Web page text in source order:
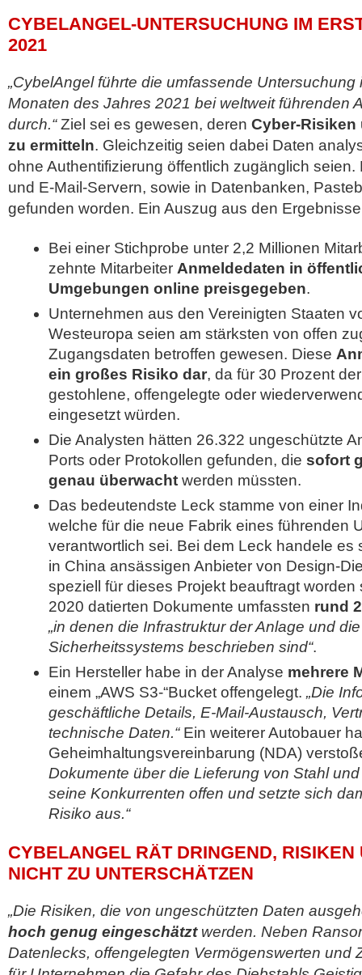
CYBELANGEL-UNTERSUCHUNG IM
2021
„CybelAngel führte die umfassende
Monaten des Jahres 2021 bei weltweit führenden
durch.“Ziel sei es gewesen, deren Cyber-Risiken
zu ermitteln. Gleichzeitig seien dabei Daten
ohne Authentifizierung öffentlich zugänglich seien.
und E-Mail-Servern, sowie in Datenbanken,
gefunden worden. Ein Auszug aus den
Bei einer Stichprobe unter 2,2 Millionen
zehnte Mitarbeiter Anmeldedaten in
Umgebungen online preisgegeben.
Unternehmen aus den Vereinigten Staaten
Westeuropa seien am stärksten von offen
Zugangsdaten betroffen gewesen. Diese
ein großes Risiko dar, da für 30 Prozent
gestohlene, offengelegte oder
eingesetzt würden.
Die Analysten hätten 26.322 ungeschützte
Ports oder Protokollen gefunden, die sofort
genau überwacht werden müssten.
Das bedeutendste Leck stamme von einer
welche für die neue Fabrik eines führenden
verantwortlich sei. Bei dem Leck handele es
in China ansässigen Anbieter von Design-
speziell für dieses Projekt beauftragt worden
2020 datierten Dokumente umfassten rund
„in denen die Infrastruktur der Anlage und
Sicherheitssystems beschrieben sind“.
Ein Hersteller habe in der Analyse mehrere
einem „AWS S3-“Bucket offengelegt. „Die
geschäftliche Details, E-Mail-Austausch,
technische Daten.“Ein weiterer Autobauer
Geheimhaltungsvereinbarung (NDA)
Dokumente über die Lieferung von Stahl
seine Konkurrenten offen und setzte sich
Risiko aus.“
CYBELANGEL RÄT DRINGEND, RISIKEN
NICHT ZU UNTERSCHÄTZEN
„Die Risiken, die von ungeschützten Daten
hoch genug eingeschätztwerden. Neben
Datenlecks, offengelegten Vermögenswerten und